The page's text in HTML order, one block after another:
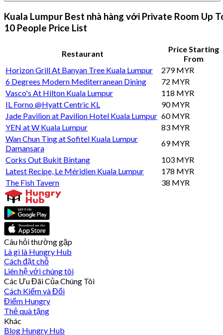
Kuala Lumpur Best nhà hàng với Private Room Up
10 People Price List
Restaurant
Price Starting
From
Horizon Grill At Banyan Tree Kuala Lumpur
279 MYR
6 Degrees Modern Mediterranean Dining
72 MYR
Vasco's At Hilton Kuala Lumpur
118 MYR
IL Forno @Hyatt Centric KL
90 MYR
Jade Pavilion at Pavilion Hotel Kuala Lumpur 60 MYR
YEN at W Kuala Lumpur
83 MYR
Wan Chun Ting at Sofitel Kuala Lumpur
Damansara
69 MYR
Corks Out Bukit Bintang
103 MYR
Latest Recipe, Le Méridien Kuala Lumpur
178 MYR
The Fish Tavern
38 MYR
Câu hỏi thường gặp
Là gì là Hungry Hub
Cách đặt chỗ
Liên hệ với chúng tôi
Các Ưu Đãi Của Chúng Tôi
Cách Kiếm và Đổi
Điểm Hungry
Thẻ quà tặng
Khác
Blog Hungry Hub